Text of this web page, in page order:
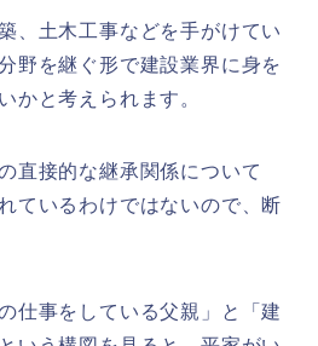
、土木工事などを手がけてい
野を継ぐ形で建設業界に身を
かと考えられます。
直接的な継承関係について
ているわけではないので、断
仕事をしている父親」と「建